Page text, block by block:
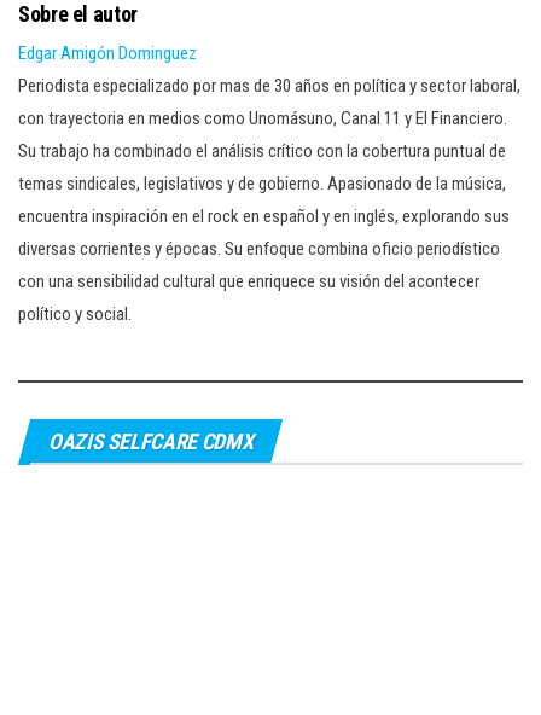
Sobre el autor
Edgar Amigón Dominguez
Periodista especializado por mas de 30 años en política y sector laboral,
con trayectoria en medios como Unomásuno, Canal 11 y El Financiero.
Su trabajo ha combinado el análisis crítico con la cobertura puntual de
temas sindicales, legislativos y de gobierno. Apasionado de la música,
encuentra inspiración en el rock en español y en inglés, explorando sus
diversas corrientes y épocas. Su enfoque combina oficio periodístico
con una sensibilidad cultural que enriquece su visión del acontecer
político y social.
OAZIS SELFCARE CDMX